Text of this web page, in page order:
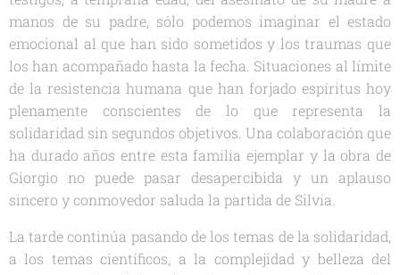
manos de su padre, sólo podemos imaginar el estado
emocional al que han sido sometidos y los traumas que
los han acompañado hasta la fecha. Situaciones al límite
de la resistencia humana que han forjado espíritus hoy
plenamente conscientes de lo que representa la
solidaridad sin segundos objetivos. Una colaboración que
ha durado años entre esta familia ejemplar y la obra de
Giorgio no puede pasar desapercibida y un aplauso
sincero y conmovedor saluda la partida de Silvia.
La tarde continúa pasando de los temas de la solidaridad,
a los temas científicos, a la complejidad y belleza del